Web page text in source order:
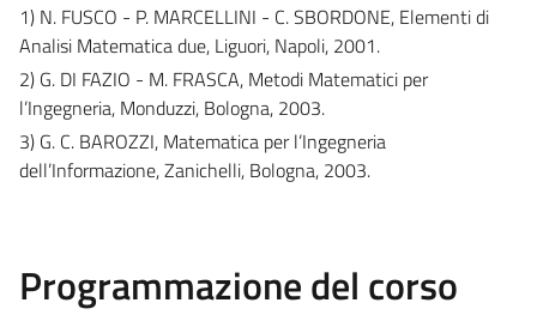
1) N. FUSCO - P. MARCELLINI - C. SBORDONE, Elementi di
Analisi Matematica due, Liguori, Napoli, 2001.
2) G. DI FAZIO - M. FRASCA, Metodi Matematici per
l’Ingegneria, Monduzzi, Bologna, 2003.
3) G. C. BAROZZI, Matematica per l’Ingegneria
dell’Informazione, Zanichelli, Bologna, 2003.
Programmazione del corso